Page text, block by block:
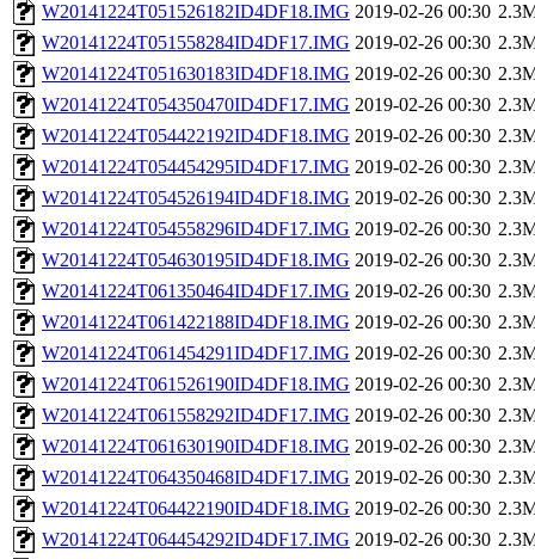
W20141224T051526182ID4DF18.IMG 2019-02-26 00:30
W20141224T051558284ID4DF17.IMG 2019-02-26 00:30
W20141224T051630183ID4DF18.IMG 2019-02-26 00:30
W20141224T054350470ID4DF17.IMG 2019-02-26 00:30
W20141224T054422192ID4DF18.IMG 2019-02-26 00:30
W20141224T054454295ID4DF17.IMG 2019-02-26 00:30
W20141224T054526194ID4DF18.IMG 2019-02-26 00:30
W20141224T054558296ID4DF17.IMG 2019-02-26 00:30
W20141224T054630195ID4DF18.IMG 2019-02-26 00:30
W20141224T061350464ID4DF17.IMG 2019-02-26 00:30
W20141224T061422188ID4DF18.IMG 2019-02-26 00:30
W20141224T061454291ID4DF17.IMG 2019-02-26 00:30
W20141224T061526190ID4DF18.IMG 2019-02-26 00:30
W20141224T061558292ID4DF17.IMG 2019-02-26 00:30
W20141224T061630190ID4DF18.IMG 2019-02-26 00:30
W20141224T064350468ID4DF17.IMG 2019-02-26 00:30
W20141224T064422190ID4DF18.IMG 2019-02-26 00:30
W20141224T064454292ID4DF17.IMG 2019-02-26 00:30